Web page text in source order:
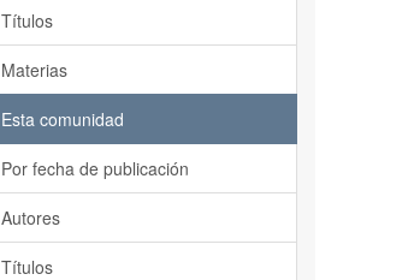
Títulos
Materias
Esta comunidad
Por fecha de publicación
Autores
Títulos